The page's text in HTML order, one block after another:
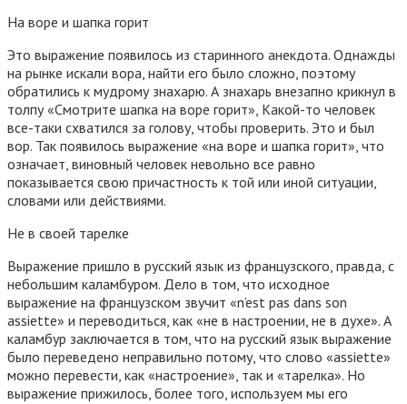
На воре и шапка горит
Это выражение появилось из старинного анекдота. Однажды
на рынке искали вора, найти его было сложно, поэтому
обратились к мудрому знахарю. А знахарь внезапно крикнул в
толпу «Смотрите шапка на воре горит», Какой-то человек
все-таки схватился за голову, чтобы проверить. Это и был
вор. Так появилось выражение «на воре и шапка горит», что
означает, виновный человек невольно все равно
показывается свою причастность к той или иной ситуации,
словами или действиями.
Не в своей тарелке
Выражение пришло в русский язык из французского, правда, с
небольшим каламбуром. Дело в том, что исходное
выражение на французском звучит «n’est pas dans son
assiette» и переводиться, как «не в настроении, не в духе». А
каламбур заключается в том, что на русский язык выражение
было переведено неправильно потому, что слово «assiette»
можно перевести, как «настроение», так и «тарелка». Но
выражение прижилось, более того, используем мы его